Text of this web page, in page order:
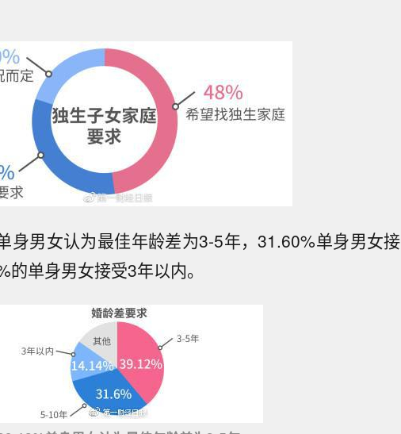
身男女认为最佳年龄差为3-5年，31.60%单身男女接
单身男女接受3年以内。